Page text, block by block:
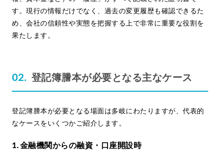
す。現行の情報だけでなく、過去の変更履歴も確認できるた
め、会社の信頼性や実態を把握する上で非常に重要な役割を
果たします。
登記簿謄本が必要となる主なケース
登記簿謄本が必要となる場面は多岐にわたりますが、代表的
なケースをいくつかご紹介します。
1. 金融機関からの融資・口座開設時